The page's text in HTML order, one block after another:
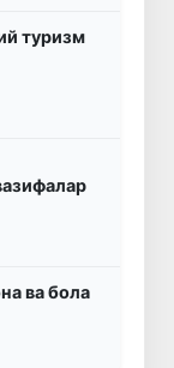
туризм
ва бола